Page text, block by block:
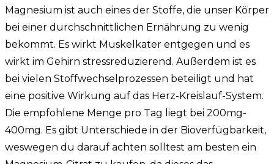
Magnesium ist auch eines der Stoffe, die unser Körper
bei einer durchschnittlichen Ernährung zu wenig
bekommt. Es wirkt Muskelkater entgegen und es
wirkt im Gehirn stressreduzierend. Außerdem ist es
bei vielen Stoffwechselprozessen beteiligt und hat
eine positive Wirkung auf das Herz-Kreislauf-System.
Die empfohlene Menge pro Tag liegt bei 200mg-
400mg. Es gibt Unterschiede in der Bioverfügbarkeit,
weswegen du darauf achten solltest am besten ein